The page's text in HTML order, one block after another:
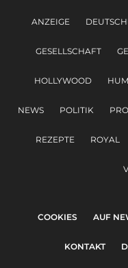
ANZEIGE
GESELLSCHAFT
HOLLYWOOD
NEWS POLITIK
REZEPTE ROYAL
COOKIES AUF
KONTAKT